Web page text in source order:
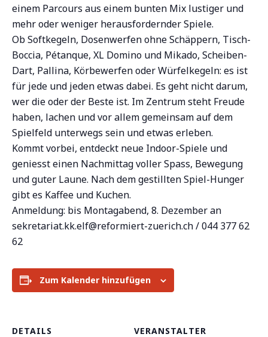
einem Parcours aus einem bunten Mix lustiger und
mehr oder weniger herausfordernder Spiele.
Ob Softkegeln, Dosenwerfen ohne Schäppern, Tisch-
Boccia, Pétanque, XL Domino und Mikado, Scheiben-
Dart, Pallina, Körbewerfen oder Würfelkegeln: es ist
für jede und jeden etwas dabei. Es geht nicht darum,
wer die oder der Beste ist. Im Zentrum steht Freude
haben, lachen und vor allem gemeinsam auf dem
Spielfeld unterwegs sein und etwas erleben.
Kommt vorbei, entdeckt neue Indoor-Spiele und
geniesst einen Nachmittag voller Spass, Bewegung
und guter Laune. Nach dem gestillten Spiel-Hunger
gibt es Kaffee und Kuchen.
Anmeldung: bis Montagabend, 8. Dezember an
sekretariat.kk.elf@reformiert-zuerich.ch/ 044 377 62
62
Zum Kalender hinzufügen
DETAILS
VERANSTALTER